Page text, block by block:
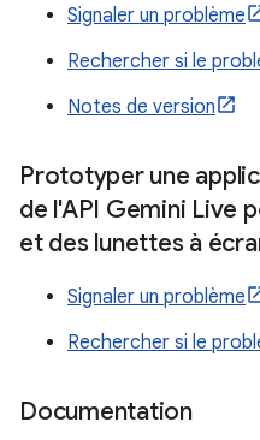
Signaler un problème
Rechercher si le
Notes de version
Prototyper une
de l'API Gemini Live
et des lunettes à
Signaler un problème
Rechercher si le
Documentation